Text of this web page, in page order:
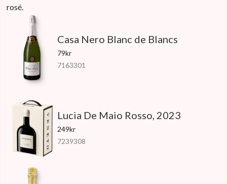
rosé.
Casa Nero Blanc de Blancs
79kr
7163301
Lucia De Maio Rosso, 2023
249kr
7239308